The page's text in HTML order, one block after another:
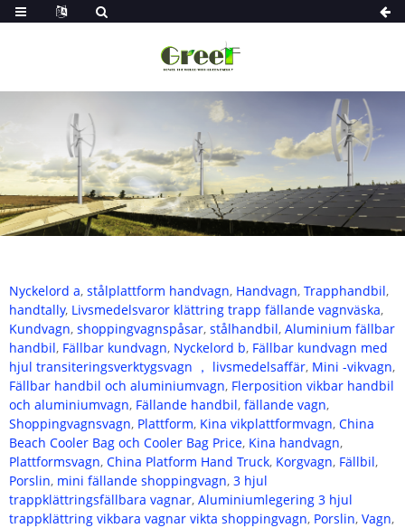
Nyckelord a, stålplattform handvagn, Handvagn, Trapphandbil,
handtally, Livsmedelsvaror klättring trapp fällande vagnväska,
Kundvagn, shoppingvagnspåsar, stålhandbil, Aluminium fällbar
handbil, Fällbar kundvagn, Nyckelord b, Fällbar kundvagn med
hjul transiteringsverktygsvagn ， livsmedelsaffär, Mini -vikvagn,
Fällbar handbil och aluminiumvagn, Flerposition vikbar handbil
och aluminiumvagn, Fällande handbil, fällande vagn,
Shoppingvagnsvagn, Plattform, Kina vikplattformvagn, China
Beach Cooler Bag och Cooler Bag Price, Kina handvagn,
Plattformsvagn, China Platform Hand Truck, Korgvagn, Fällbil,
Porslin, mini fällande shoppingvagn, 3 hjul
trappklättringsfällbara vagnar, Aluminiumlegering 3 hjul
trappklättring vikbara vagnar vikta shoppingvagn, Porslin, Vagn,